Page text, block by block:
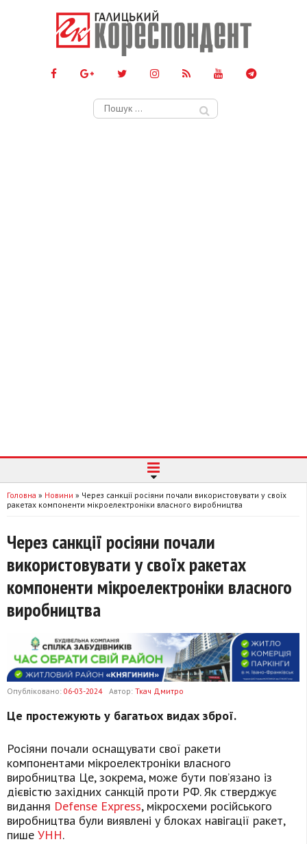
Пошук:
Головна » Новини » Через санкції росіяни почали використовувати у своїх
ракетах компоненти мікроелектроніки власного виробництва
Через санкції росіяни почали
використовувати у своїх ракетах
компоненти мікроелектроніки власного
виробництва
Опубліковано: 06-03-2024 Автор: Ткач Дмитро
Це простежують у багатьох видах зброї.
Росіяни почали оснащувати свої ракети
компонентами мікроелектроніки власного
виробництва Це, зокрема, може бути пов’язано із
дієвістю західних санкцій проти РФ. Як стверджує
видання Defense Express, мікросхеми російського
виробництва були виявлені у блоках навігації ракет,
пише УНН.